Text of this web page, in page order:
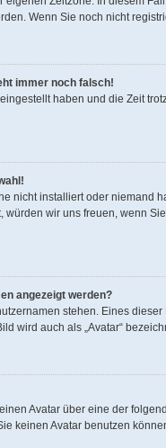
Wenn Sie noch nicht
immer noch falsch!
haben und die Zeit
nicht installiert oder niemand
wir uns freuen, wenn
angezeigt werden?
stehen. Eines
wird auch als „Avatar“
Avatar über eine der
keinen Avatar benutzen